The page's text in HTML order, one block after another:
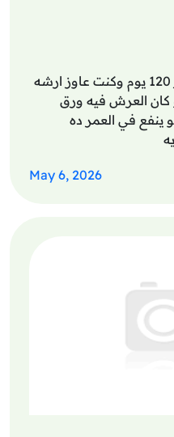
السلام عليكم عندي بصل عمر 120 يوم وكنت عاوز ارشه
كان العرش فيه ورق
في العمر ده
May 6, 2026